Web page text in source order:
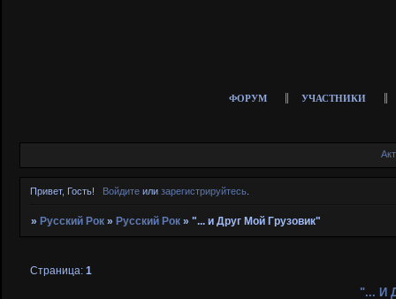
ФОРУМ УЧАСТНИКИ
Привет, Гость! Войдитеили зарегистрируйтесь.
»Русский Рок »Русский Рок »"... и Друг Мой Грузовик"
"... И
Страница:1